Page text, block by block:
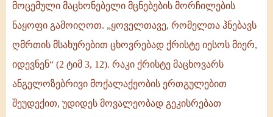
მოცემული მაცხონებელი მცნებების მორჩილების
ნაყოფი გამოიღოთ. „ყოველთავე, რომელთა ჰნებავს
ღმრთის მსახურებით ცხოვრებად ქრისტე იესოს მიერ,
იდევნენ“ (2 ტიმ 3, 12). რაკი ქრისტე მაცხოვარს
ანგელოზებრივი მოქალაქეობის ერთგულებით
შეუდექით, უდიდეს მოვალეობად გეკისრებათ